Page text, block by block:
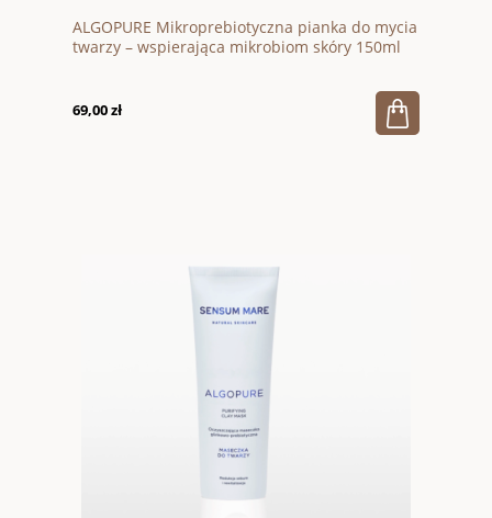
ALGOPURE Mikroprebiotyczna pianka do mycia
twarzy – wspierająca mikrobiom skóry 150ml
69,00 zł